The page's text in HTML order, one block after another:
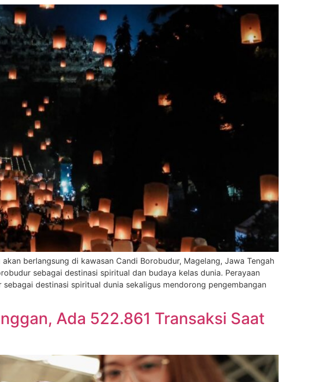
berlangsung di kawasan Candi Borobudur, Magelang, Jawa Tengah
sebagai destinasi spiritual dan budaya kelas dunia. Perayaan
destinasi spiritual dunia sekaligus mendorong pengembangan
Ada 522.861 Transaksi Saat